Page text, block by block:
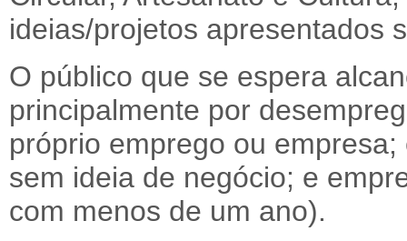
ideias/projetos apresentados
O público que se espera
principalmente por
próprio emprego ou
sem ideia de negócio; e
com menos de um ano).